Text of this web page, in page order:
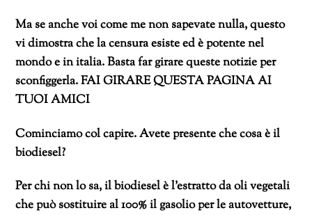
Ma se anche voi come me non sapevate nulla, questo
vi dimostra che la censura esiste ed è potente nel
mondo e in italia. Basta far girare queste notizie per
sconfiggerla. FAI GIRARE QUESTA PAGINA AI
TUOI AMICI
Cominciamo col capire. Avete presente che cosa è il
biodiesel?
Per chi non lo sa, il biodiesel è l’estratto da oli vegetali
che può sostituire al 100% il gasolio per le autovetture,